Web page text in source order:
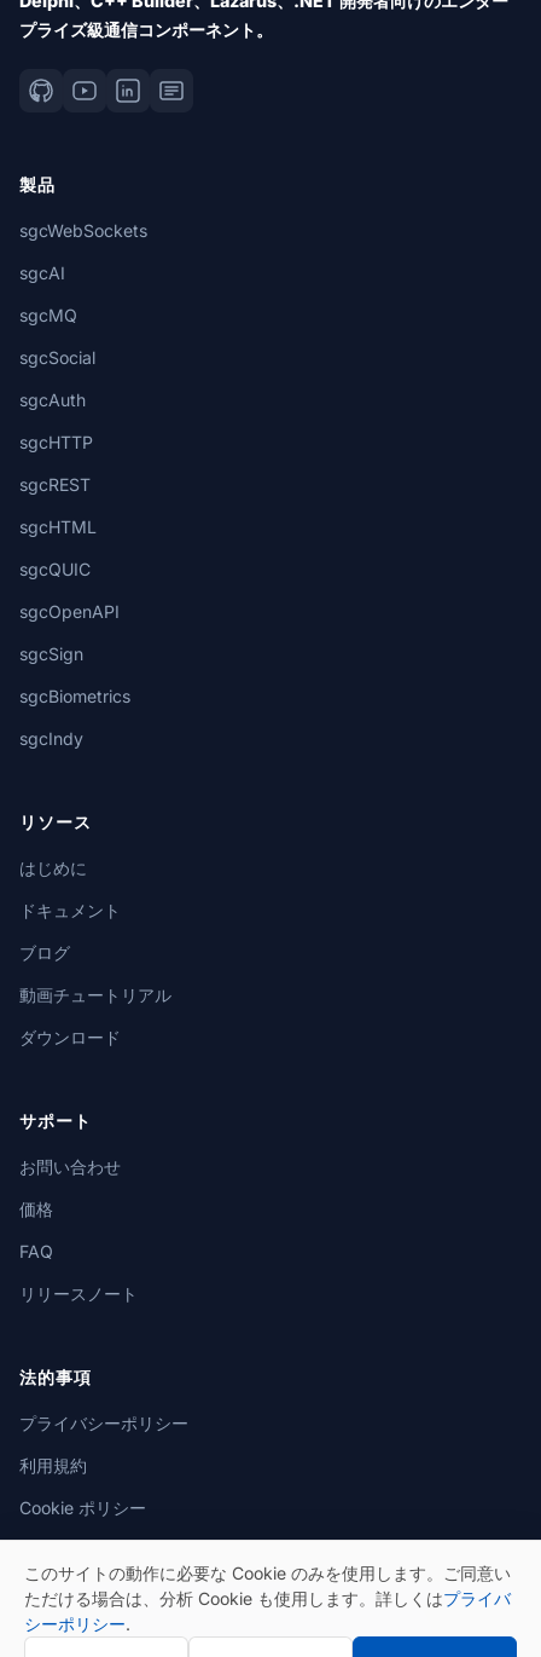
プライズ級通信コンポーネント。
製品
sgcWebSockets
sgcAI
sgcMQ
sgcSocial
sgcAuth
sgcHTTP
sgcREST
sgcHTML
sgcQUIC
sgcOpenAPI
sgcSign
sgcBiometrics
sgcIndy
リソース
はじめに
ドキュメント
ブログ
動画チュートリアル
ダウンロード
サポート
お問い合わせ
価格
FAQ
リリースノート
法的事項
プライバシーポリシー
利用規約
Cookie ポリシー
© 2026 eSeGeCe. All rights reserved.
このサイトの動作に必要な Cookie のみを使用します。ご同意い
ただける場合は、分析 Cookie も使用します。詳しくはプライバ
シーポリシー.